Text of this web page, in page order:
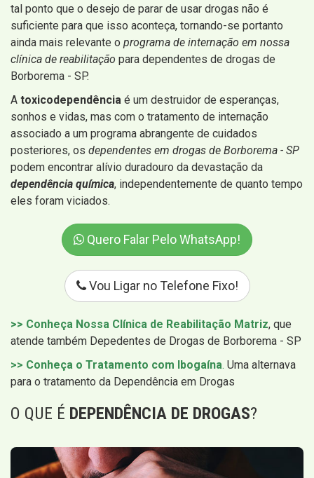
tal ponto que o desejo de parar de usar drogas não é
suficiente para que isso aconteça, tornando-se portanto
ainda mais relevante o programa de internação em nossa
clínica de reabilitação para dependentes de drogas de
Borborema - SP.
A toxicodependência é um destruidor de esperanças,
sonhos e vidas, mas com o tratamento de internação
associado a um programa abrangente de cuidados
posteriores, os dependentes em drogas de Borborema - SP
podem encontrar alívio duradouro da devastação da
dependência química, independentemente de quanto tempo
eles foram viciados.
Quero Falar Pelo WhatsApp!
Vou Ligar no Telefone Fixo!
>> Conheça Nossa Clínica de Reabilitação Matriz, que
atende também Depedentes de Drogas de Borborema - SP
>> Conheça o Tratamento com Ibogaína. Uma alternava
para o tratamento da Dependência em Drogas
O QUE É DEPENDÊNCIA DE DROGAS?